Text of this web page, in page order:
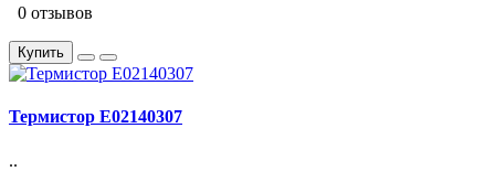
0 отзывов
Купить
Термистор E02140307
..